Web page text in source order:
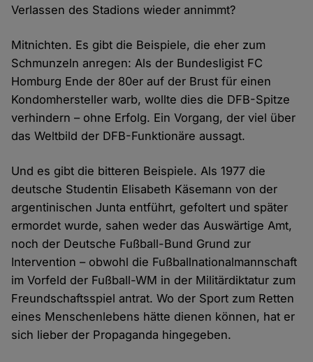
Verlassen des Stadions wieder annimmt?
Mitnichten. Es gibt die Beispiele, die eher zum
Schmunzeln anregen: Als der Bundesligist FC
Homburg Ende der 80er auf der Brust für einen
Kondomhersteller warb, wollte dies die DFB-Spitze
verhindern – ohne Erfolg. Ein Vorgang, der viel über
das Weltbild der DFB-Funktionäre aussagt.
Und es gibt die bitteren Beispiele. Als 1977 die
deutsche Studentin Elisabeth Käsemann von der
argentinischen Junta entführt, gefoltert und später
ermordet wurde, sahen weder das Auswärtige Amt,
noch der Deutsche Fußball-Bund Grund zur
Intervention – obwohl die Fußballnationalmannschaft
im Vorfeld der Fußball-WM in der Militärdiktatur zum
Freundschaftsspiel antrat. Wo der Sport zum Retten
eines Menschenlebens hätte dienen können, hat er
sich lieber der Propaganda hingegeben.